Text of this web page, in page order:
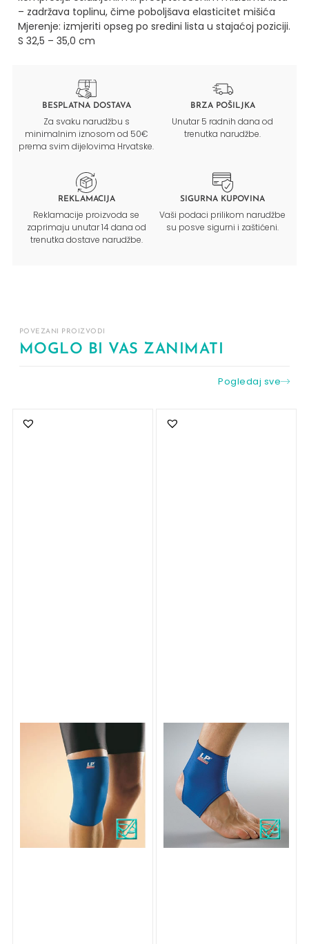
– zadržava toplinu, čime poboljšava elasticitet mišića
Mjerenje: izmjeriti opseg po sredini lista u stajaćoj poziciji.
S 32,5 – 35,0 cm
BESPLATNA DOSTAVA
Za svaku narudžbu s
minimalnim iznosom od 50€
prema svim dijelovima Hrvatske.
BRZA POŠILJKA
Unutar 5 radnih dana od
trenutka narudžbe.
REKLAMACIJA
Reklamacije proizvoda se
zaprimaju unutar 14 dana od
trenutka dostave narudžbe.
SIGURNA KUPOVINA
Vaši podaci prilikom narudžbe
su posve sigurni i zaštićeni.
POVEZANI PROIZVODI
MOGLO BI VAS ZANIMATI
Pogledaj sve